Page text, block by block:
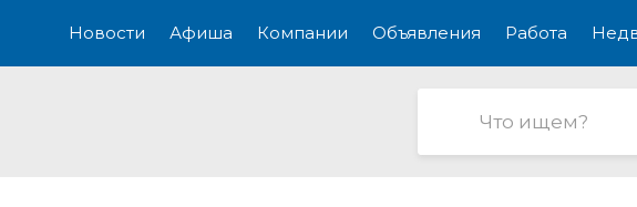
Новости Афиша Компании Объявления Работа